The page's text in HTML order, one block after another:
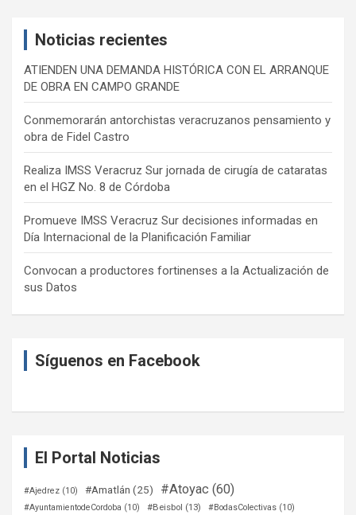
Noticias recientes
ATIENDEN UNA DEMANDA HISTÓRICA CON EL ARRANQUE
DE OBRA EN CAMPO GRANDE
Conmemorarán antorchistas veracruzanos pensamiento y
obra de Fidel Castro
Realiza IMSS Veracruz Sur jornada de cirugía de cataratas
en el HGZ No. 8 de Córdoba
Promueve IMSS Veracruz Sur decisiones informadas en
Día Internacional de la Planificación Familiar
Convocan a productores fortinenses a la Actualización de
sus Datos
Síguenos en Facebook
El Portal Noticias
#Ajedrez (10) #Amatlán (25) #Atoyac (60)
#AyuntamientodeCordoba (10) #Beisbol (13) #BodasColectivas (10)